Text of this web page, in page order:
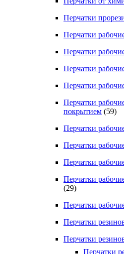
Перчатки
Перчатки
Перчатки
Перчатки
Перчатки
Перчатки
покрытием (59)
Перчатки
Перчатки
Перчатки
Перчатки
(29)
Перчатки
Перчатки
Перчатки
Перчатки